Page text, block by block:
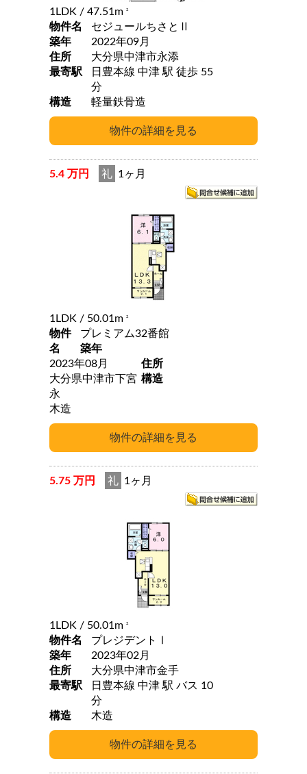
1LDK / 47.51m 2
物件名
セジュールちさとⅡ
築年
2022年09月
住所
大分県中津市永添
最寄駅
日豊本線 中津 駅 徒歩 55
分
構造
軽量鉄骨造
5.4 万円 礼 1ヶ月
1LDK / 50.01m 2
物件
名
プレミアム32番館
築年
2023年08月
住所
大分県中津市下宮
永
構造
木造
5.75 万円 礼 1ヶ月
1LDK / 50.01m 2
物件名
プレジデントⅠ
築年
2023年02月
住所
大分県中津市金手
最寄駅
日豊本線 中津 駅 バス 10
分
構造
木造